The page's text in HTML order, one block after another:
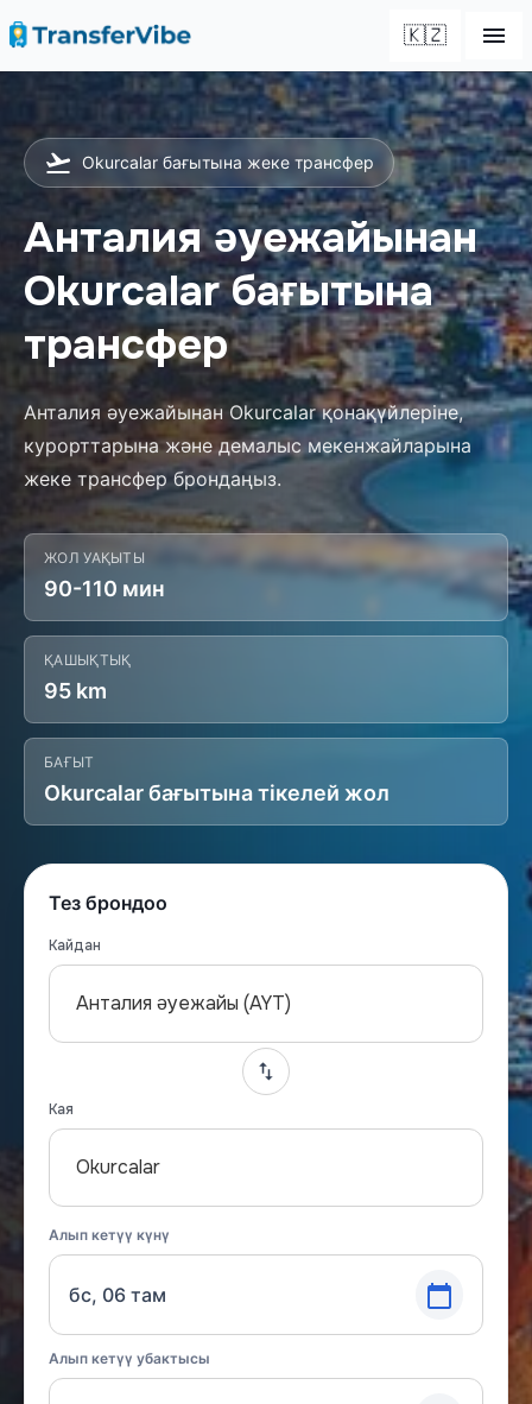
🇰🇿
Okurcalar бағытына жеке трансфер
Анталия әуежайынан
Okurcalar бағытына
трансфер
Анталия әуежайынан Okurcalar қонақүйлеріне,
курорттарына және демалыс мекенжайларына
жеке трансфер брондаңыз.
ЖОЛ УАҚЫТЫ
90-110 мин
ҚАШЫҚТЫҚ
95 km
БАҒЫТ
Okurcalar бағытына тікелей жол
Тез брондоо
Кайдан
Анталия әуежайы (AYT)
Кая
Okurcalar
Алып кетүү күнү
бс, 06 там
Алып кетүү убактысы